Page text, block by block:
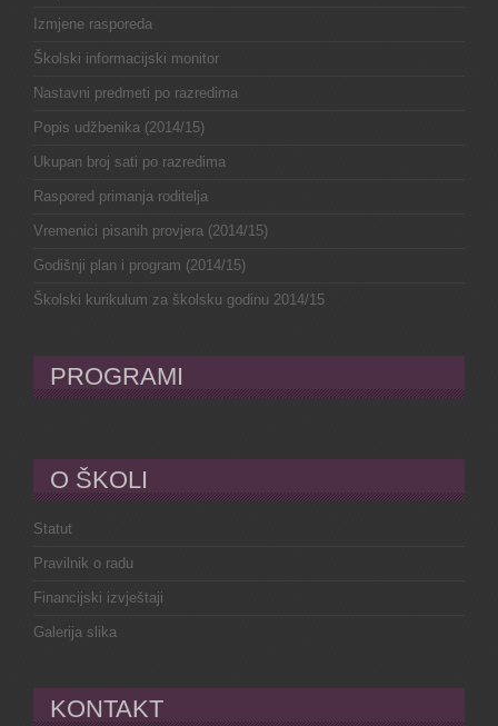
Izmjene rasporeda
Školski informacijski monitor
Nastavni predmeti po razredima
Popis udžbenika (2014/15)
Ukupan broj sati po razredima
Raspored primanja roditelja
Vremenici pisanih provjera (2014/15)
Godišnji plan i program (2014/15)
Školski kurikulum za školsku godinu 2014/15
PROGRAMI
O ŠKOLI
Statut
Pravilnik o radu
Financijski izvještaji
Galerija slika
KONTAKT